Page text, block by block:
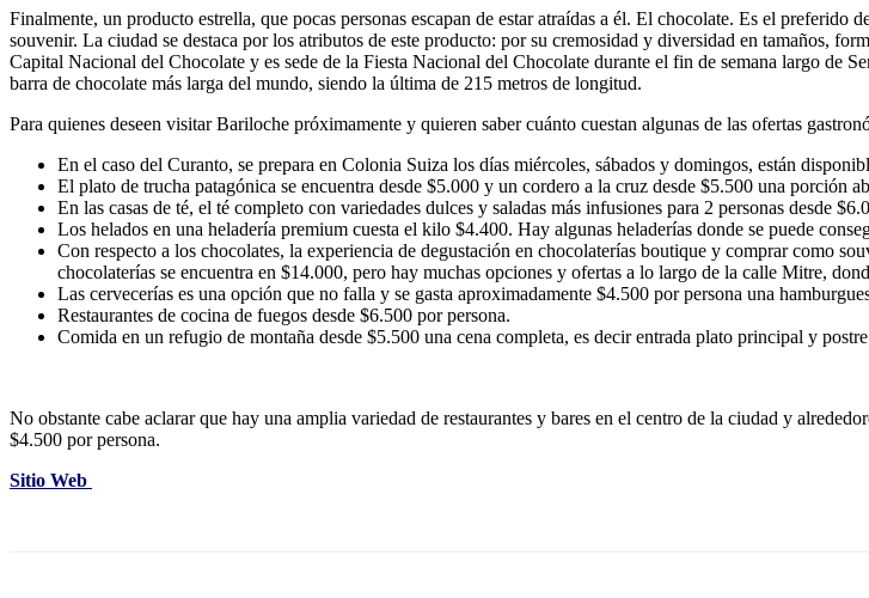
Finalmente, un producto estrella, que pocas personas escapan de estar atraídas a él. El chocolate. Es el
souvenir. La ciudad se destaca por los atributos de este producto: por su cremosidad y diversidad en tamaños,
Capital Nacional del Chocolate y es sede de la Fiesta Nacional del Chocolate durante el fin de semana largo de
barra de chocolate más larga del mundo, siendo la última de 215 metros de longitud.
Para quienes deseen visitar Bariloche próximamente y quieren saber cuánto cuestan algunas de las ofertas
En el caso del Curanto, se prepara en Colonia Suiza los días miércoles, sábados y domingos, están
El plato de trucha patagónica se encuentra desde $5.000 y un cordero a la cruz desde $5.500 una porción
En las casas de té, el té completo con variedades dulces y saladas más infusiones para 2 personas desde
Los helados en una heladería premium cuesta el kilo $4.400. Hay algunas heladerías donde se puede
Con respecto a los chocolates, la experiencia de degustación en chocolaterías boutique y comprar como
chocolaterías se encuentra en $14.000, pero hay muchas opciones y ofertas a lo largo de la calle Mitre,
Las cervecerías es una opción que no falla y se gasta aproximadamente $4.500 por persona una
Restaurantes de cocina de fuegos desde $6.500 por persona.
Comida en un refugio de montaña desde $5.500 una cena completa, es decir entrada plato principal y
No obstante cabe aclarar que hay una amplia variedad de restaurantes y bares en el centro de la ciudad y
$4.500 por persona.
Sitio Web